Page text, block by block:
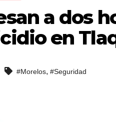
a dos
en
#Morelos, #Seguridad